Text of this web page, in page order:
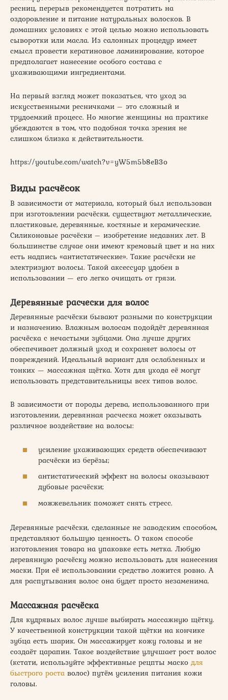
ресниц, перерыв рекомендуется потратить на
оздоровление и питание натуральных волосков. В
домашних условиях с этой целью можно использовать
сыворотки или масла. Из салонных процедур имеет
смысл провести кератиновое ламинирование, которое
предполагает нанесение особого состава с
ухаживающими ингредиентами.
На первый взгляд может показаться, что уход за
искусственными ресничками – это сложный и
трудоемкий процесс. Но многие женщины на практике
убеждаются в том, что подобная точка зрения не
слишком близка к действительности.
https://youtube.com/watch?v=yW5m5b8eB3o
Виды расчёсок
В зависимости от материала, который был использован
при изготовлении расчёски, существуют металлические,
пластиковые, деревянные, костяные и керамические.
Силиконовые расчёски – изобретение недавних лет. В
большинстве случае они имеют кремовый цвет и на них
есть надпись «антистатические». Такие расчёски не
электризуют волосы. Такой аксессуар удобен в
использовании — его легко очищать от грязи.
Деревянные расчески для волос
Деревянные расчёски бывают разными по конструкции
и назначению. Влажным волосам подойдёт деревянная
расчёска с нечастыми зубцами. Она лучше других
обеспечивает должный уход и сохраняет волосы от
повреждений. Идеальный вариант для ослабленных и
тонких — массажная щётка. Хотя для ухода её могут
использовать представительницы всех типов волос.
В зависимости от породы дерева, использованного при
изготовлении, деревянная расческа может оказывать
различное воздействие на волосы:
усиление ухаживающих средств обеспечивают
расчёски из берёзы;
антистатический эффект на волосы оказывают
дубовые расчёски;
можжевельник поможет снять стресс.
Деревянные расчёски, сделанные не заводским способом,
представляют большую ценность. О таком способе
изготовления товара на упаковке есть метка. Любую
деревянную расчёску можно использовать для нанесения
маски. При её использовании средство ложится ровно. А
для распутывания волос она будет просто незаменима.
Массажная расчёска
Для кудрявых волос лучше выбирать массажную щётку.
У качественной конструкции такой щётки на кончике
зубца есть шарик. Он массажирует кожу головы и не
создаёт царапин. Такое воздействие улучшает рост волос
(кстати, используйте эффективные рецпты маско для
быстрого роста волос) путём усиления питания кожи
головы.